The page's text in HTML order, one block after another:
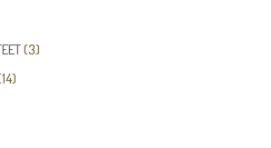
33
1414